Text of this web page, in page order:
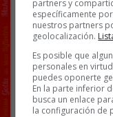
DEFENSA NOTICIAS
RANDOM 25
partners y
específicamente
nuestros partners
geolocalización.
Es posible que
personales en
puedes oponerte
En la parte inferior
busca un enlace
la configuración de